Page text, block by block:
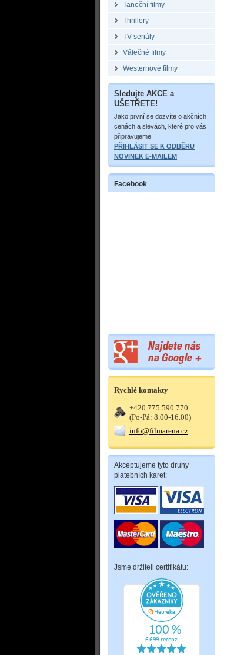
Taneční filmy
Thrillery
TV seriály
Válečné filmy
Westernové filmy
Sledujte AKCE a
UŠETŘETE!
Jako první se dozvíte o akčních
cenách a slevách, které pro vás
připravujeme.
PŘIHLÁSIT SE K ODBĚRU
NOVINEK E-MAILEM
Facebook
Rychlé kontakty
+420 775 590 770
(Po-Pá: 8.00-16.00)
info@filmarena.cz
Akceptujeme tyto druhy
platebních karet:
Jsme držiteli certifikátu: